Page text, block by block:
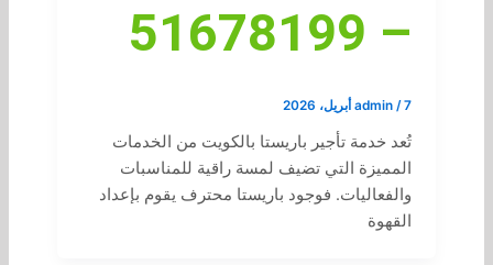
– 51678199
admin /7 أبريل، 2026
تُعد خدمة تأجير باريستا بالكويت من الخدمات
المميزة التي تضيف لمسة راقية للمناسبات
والفعاليات. فوجود باريستا محترف يقوم بإعداد
القهوة